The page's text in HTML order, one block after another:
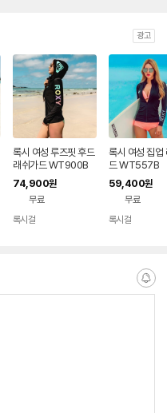
광고
록시 여성 루즈핏 후드
래쉬가드 WT900B
74,900원
무료
록시걸
록시 여성 집업
드 WT557B
59,400원
무료
록시걸
알